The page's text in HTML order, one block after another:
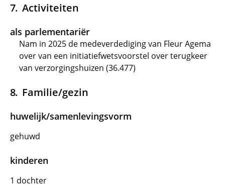
Activiteiten
als parlementariër
Nam in 2025 de medeverdediging van Fleur Agema
over van een initiatiefwetsvoorstel over terugkeer
van verzorgingshuizen (36.477)
Familie/gezin
huwelijk/samenlevingsvorm
gehuwd
kinderen
1 dochter